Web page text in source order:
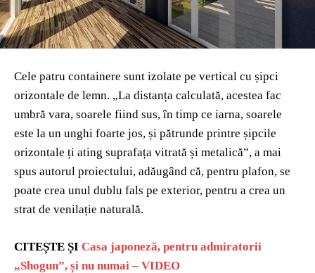
Cele patru containere sunt izolate pe vertical cu șipci
orizontale de lemn. „La distanța calculată, acestea fac
umbră vara, soarele fiind sus, în timp ce iarna, soarele
este la un unghi foarte jos, și pătrunde printre șipcile
orizontale ți ating suprafața vitrată și metalică”, a mai
spus autorul proiectului, adăugând că, pentru plafon, se
poate crea unul dublu fals pe exterior, pentru a crea un
strat de venilație naturală.
CITEȘTE ȘI Casa japoneză, pentru admiratorii
„Shogun”, și nu numai – VIDEO